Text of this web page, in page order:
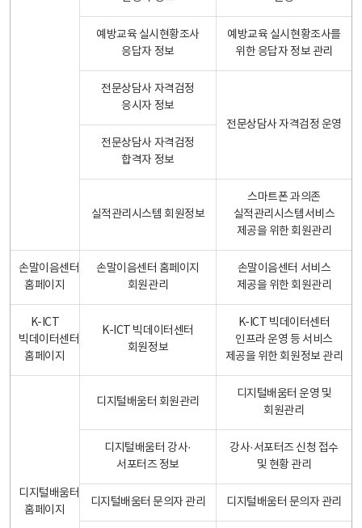
예방교육 실시현황조사
응답자 정보
예방교육 실시현황조사를
위한 응답자 정보 관리
전문상담사 자격검정
응시자 정보
전문상담사 자격검정 운영
전문상담사 자격검정
합격자 정보
실적관리시스템 회원정보
스마트폰 과의존
실적관리시스템서비스
제공을 위한 회원관리
손말이음센터
홈페이지
손말이음센터 홈페이지
회원관리
손말이음센터 서비스
제공을 위한 회원관리
K-ICT
빅데이터센터
홈페이지
K-ICT 빅데이터센터
회원정보
K-ICT 빅데이터센터
인프라 운영 등 서비스
제공을 위한 회원정보 관리
디지털배움터
홈페이지
디지털배움터 회원관리
디지털배움터 운영 및
회원관리
디지털배움터 강사·
서포터즈 정보
강사·서포터즈 신청 접수
및 현황 관리
디지털배움터 문의자 관리 디지털배움터 문의자 관리